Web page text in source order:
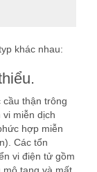
khác nhau:
cầu thận trông
miễn dịch
hợp miễn
Các tổn
vi điện tử gồm